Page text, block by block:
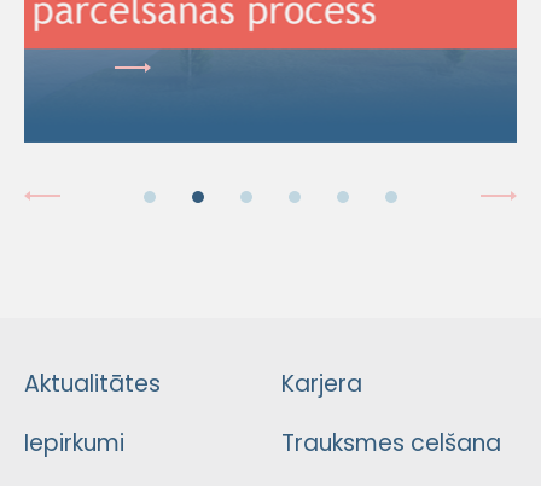
Aktualitātes
Iepirkumi
Karjera
Trauksmes celšana